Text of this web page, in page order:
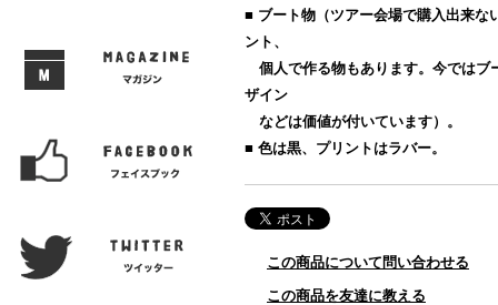
■ ブート物（ツアー会場で購入出来な
ント、
個人で作る物もあります。今ではブ
ザイン
などは価値が付いています）。
■ 色は黒、プリントはラバー。
この商品について問い合わせる
この商品を友達に教える